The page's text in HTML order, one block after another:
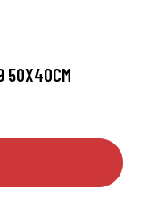
50X40CM